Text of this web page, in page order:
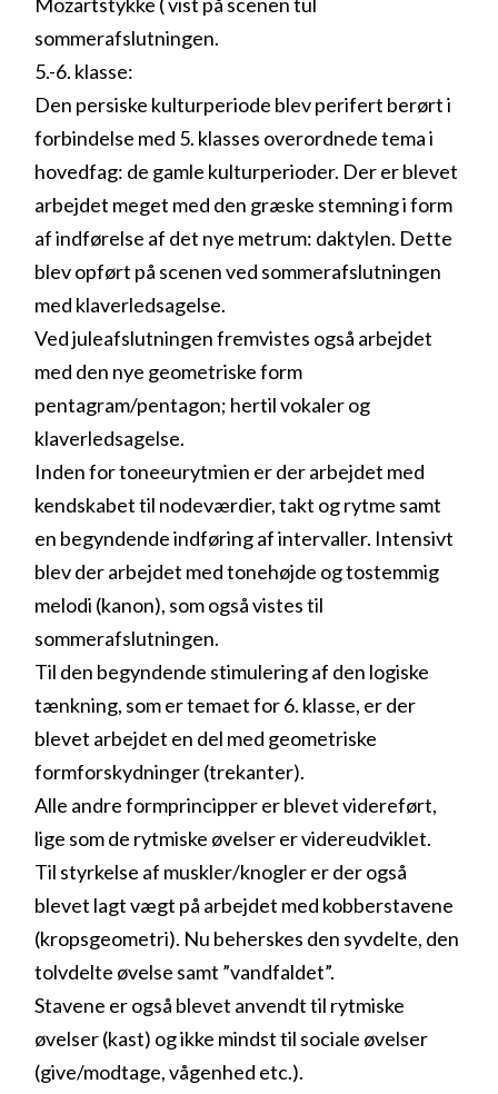
sommerafslutningen.
5.-6. klasse:
Den persiske kulturperiode blev perifert berørt i
forbindelse med 5. klasses overordnede tema i
hovedfag: de gamle kulturperioder. Der er blevet
arbejdet meget med den græske stemning i form
af indførelse af det nye metrum: daktylen. Dette
blev opført på scenen ved sommerafslutningen
med klaverledsagelse.
Ved juleafslutningen fremvistes også arbejdet
med den nye geometriske form
pentagram/pentagon; hertil vokaler og
klaverledsagelse.
Inden for toneeurytmien er der arbejdet med
kendskabet til nodeværdier, takt og rytme samt
en begyndende indføring af intervaller. Intensivt
blev der arbejdet med tonehøjde og tostemmig
melodi (kanon), som også vistes til
sommerafslutningen.
Til den begyndende stimulering af den logiske
tænkning, som er temaet for 6. klasse, er der
blevet arbejdet en del med geometriske
formforskydninger (trekanter).
Alle andre formprincipper er blevet videreført,
lige som de rytmiske øvelser er videreudviklet.
Til styrkelse af muskler/knogler er der også
blevet lagt vægt på arbejdet med kobberstavene
(kropsgeometri). Nu beherskes den syvdelte, den
tolvdelte øvelse samt ”vandfaldet”.
Stavene er også blevet anvendt til rytmiske
øvelser (kast) og ikke mindst til sociale øvelser
(give/modtage, vågenhed etc.).